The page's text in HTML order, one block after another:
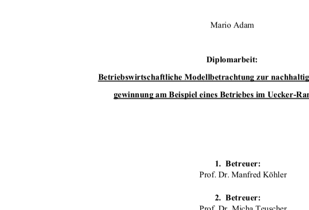
Mario Adam
Diplomarbeit:
Betriebswirtschaftliche Modellbetrachtung zur
gewinnung am Beispiel eines Betriebes im Uecker-
1.  Betreuer:
Prof. Dr. Manfred Köhler
2.  Betreuer:
Prof. Dr. Micha Teuscher